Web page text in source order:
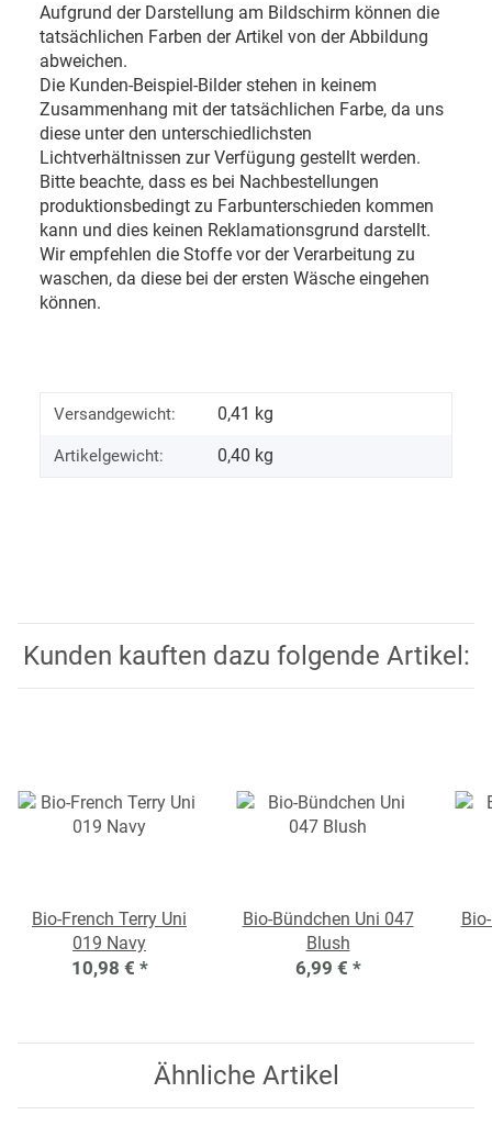
Aufgrund der Darstellung am Bildschirm können die
tatsächlichen Farben der Artikel von der Abbildung
abweichen.
Die Kunden-Beispiel-Bilder stehen in keinem
Zusammenhang mit der tatsächlichen Farbe, da uns
diese unter den unterschiedlichsten
Lichtverhältnissen zur Verfügung gestellt werden.
Bitte beachte, dass es bei Nachbestellungen
produktionsbedingt zu Farbunterschieden kommen
kann und dies keinen Reklamationsgrund darstellt.
Wir empfehlen die Stoffe vor der Verarbeitung zu
waschen, da diese bei der ersten Wäsche eingehen
können.
Versandgewicht: 0,41 kg
Artikelgewicht: 0,40 kg
Kunden kauften dazu folgende Artikel:
Bio-French Terry Uni
019 Navy
10,98 € *
Bio-Bündchen Uni 047
Blush
6,99 € *
Ähnliche Artikel